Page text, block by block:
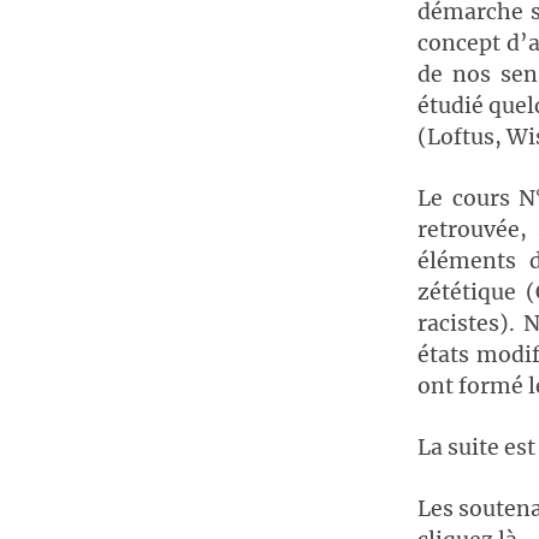
démarche
concept
de nos
étudié
(Loftus,
Le cours
éléments
zététique
racistes).
états
ont formé
La suite
Les